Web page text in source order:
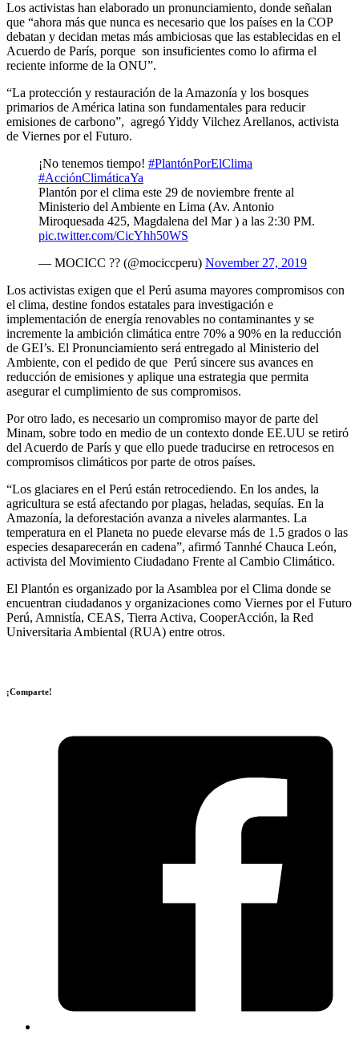
Los activistas han elaborado un pronunciamiento, donde señalan
que “ahora más que nunca es necesario que los países en la COP
debatan y decidan metas más ambiciosas que las establecidas en el
Acuerdo de París, porque son insuficientes como lo afirma el
reciente informe de la ONU”.
“La protección y restauración de la Amazonía y los bosques
primarios de América latina son fundamentales para reducir
emisiones de carbono”, agregó Yiddy Vilchez Arellanos, activista
de Viernes por el Futuro.
¡No tenemos tiempo! #PlantónPorElClima
#AcciónClimáticaYa
Plantón por el clima este 29 de noviembre frente al
Ministerio del Ambiente en Lima (Av. Antonio
Miroquesada 425, Magdalena del Mar ) a las 2:30 PM.
pic.twitter.com/CicYhh50WS
— MOCICC ?? (@mociccperu) November 27, 2019
Los activistas exigen que el Perú asuma mayores compromisos con
el clima, destine fondos estatales para investigación e
implementación de energía renovables no contaminantes y se
incremente la ambición climática entre 70% a 90% en la reducción
de GEI’s. El Pronunciamiento será entregado al Ministerio del
Ambiente, con el pedido de que Perú sincere sus avances en
reducción de emisiones y aplique una estrategia que permita
asegurar el cumplimiento de sus compromisos.
Por otro lado, es necesario un compromiso mayor de parte del
Minam, sobre todo en medio de un contexto donde EE.UU se retiró
del Acuerdo de París y que ello puede traducirse en retrocesos en
compromisos climáticos por parte de otros países.
“Los glaciares en el Perú están retrocediendo. En los andes, la
agricultura se está afectando por plagas, heladas, sequías. En la
Amazonía, la deforestación avanza a niveles alarmantes. La
temperatura en el Planeta no puede elevarse más de 1.5 grados o las
especies desaparecerán en cadena”, afirmó Tannhé Chauca León,
activista del Movimiento Ciudadano Frente al Cambio Climático.
El Plantón es organizado por la Asamblea por el Clima donde se
encuentran ciudadanos y organizaciones como Viernes por el Futuro
Perú, Amnistía, CEAS, Tierra Activa, CooperAcción, la Red
Universitaria Ambiental (RUA) entre otros.
¡Comparte!